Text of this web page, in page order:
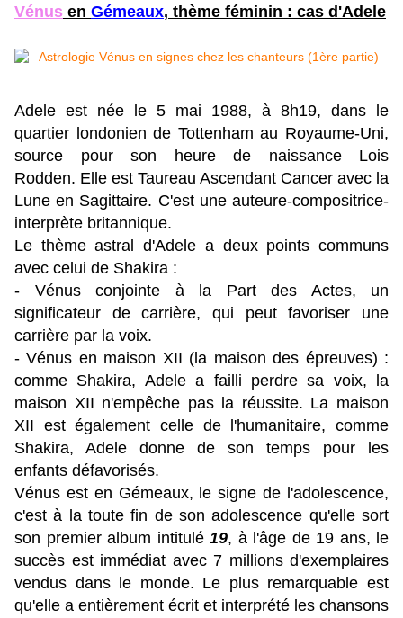
Vénus en Gémeaux, thème féminin : cas d'Adele
Adele est née le 5 mai 1988, à 8h19, dans le
quartier londonien de Tottenham au Royaume-Uni,
source pour son heure de naissance Lois
Rodden. Elle est Taureau Ascendant Cancer avec la
Lune en Sagittaire. C'est une auteure-compositrice-
interprète britannique.
Le thème astral d'Adele a deux points communs
avec celui de Shakira :
- Vénus conjointe à la Part des Actes, un
significateur de carrière, qui peut favoriser une
carrière par la voix.
- Vénus en maison XII (la maison des épreuves) :
comme Shakira, Adele a failli perdre sa voix, la
maison XII n'empêche pas la réussite. La maison
XII est également celle de l'humanitaire, comme
Shakira, Adele donne de son temps pour les
enfants défavorisés.
Vénus est en Gémeaux, le signe de l'adolescence,
c'est à la toute fin de son adolescence qu'elle sort
son premier album intitulé 19, à l'âge de 19 ans, le
succès est immédiat avec 7 millions d'exemplaires
vendus dans le monde. Le plus remarquable est
qu'elle a entièrement écrit et interprété les chansons